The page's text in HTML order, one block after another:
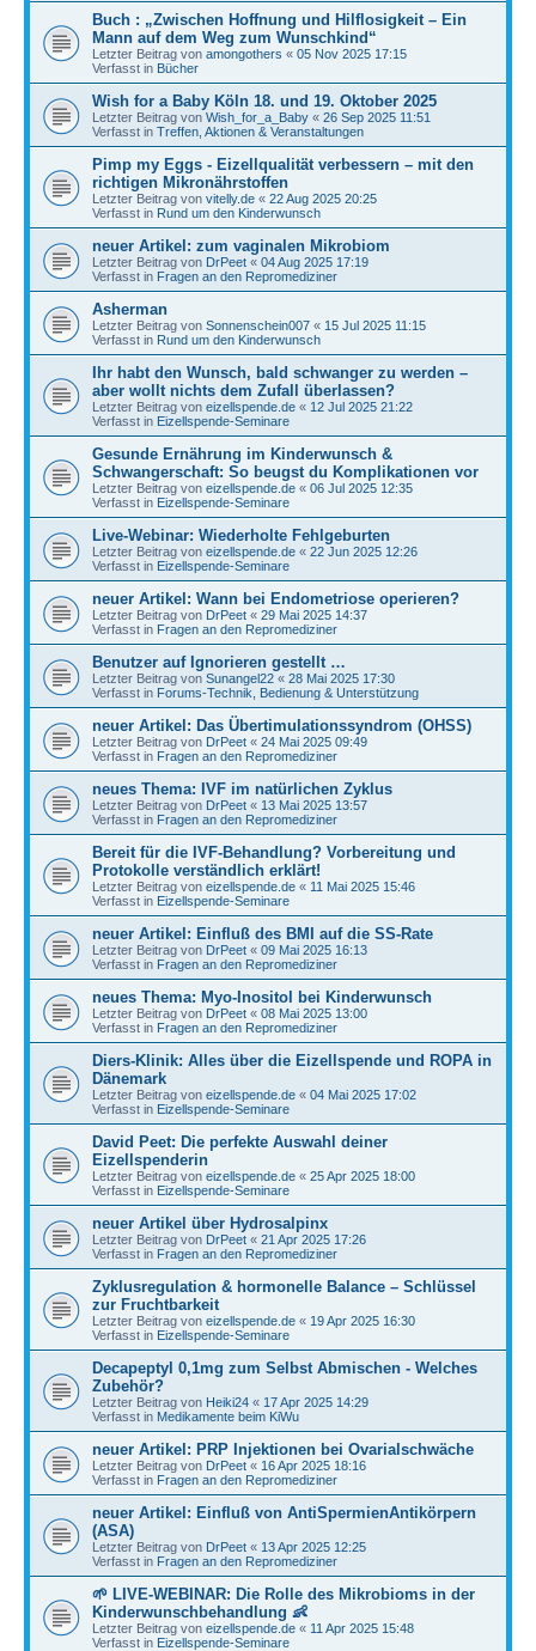
Buch : „Zwischen Hoffnung und Hilflosigkeit – Ein
Mann auf dem Weg zum Wunschkind“
Letzter Beitrag von amongothers « 05 Nov 2025 17:15
Verfasst in Bücher
Wish for a Baby Köln 18. und 19. Oktober 2025
Letzter Beitrag von Wish_for_a_Baby « 26 Sep 2025 11:51
Verfasst in Treffen, Aktionen & Veranstaltungen
Pimp my Eggs - Eizellqualität verbessern – mit den
richtigen Mikronährstoffen
Letzter Beitrag von vitelly.de « 22 Aug 2025 20:25
Verfasst in Rund um den Kinderwunsch
neuer Artikel: zum vaginalen Mikrobiom
Letzter Beitrag von DrPeet « 04 Aug 2025 17:19
Verfasst in Fragen an den Repromediziner
Asherman
Letzter Beitrag von Sonnenschein007 « 15 Jul 2025 11:15
Verfasst in Rund um den Kinderwunsch
Ihr habt den Wunsch, bald schwanger zu werden –
aber wollt nichts dem Zufall überlassen?
Letzter Beitrag von eizellspende.de « 12 Jul 2025 21:22
Verfasst in Eizellspende-Seminare
Gesunde Ernährung im Kinderwunsch &
Schwangerschaft: So beugst du Komplikationen vor
Letzter Beitrag von eizellspende.de « 06 Jul 2025 12:35
Verfasst in Eizellspende-Seminare
Live-Webinar: Wiederholte Fehlgeburten
Letzter Beitrag von eizellspende.de « 22 Jun 2025 12:26
Verfasst in Eizellspende-Seminare
neuer Artikel: Wann bei Endometriose operieren?
Letzter Beitrag von DrPeet « 29 Mai 2025 14:37
Verfasst in Fragen an den Repromediziner
Benutzer auf Ignorieren gestellt …
Letzter Beitrag von Sunangel22 « 28 Mai 2025 17:30
Verfasst in Forums-Technik, Bedienung & Unterstützung
neuer Artikel: Das Übertimulationssyndrom (OHSS)
Letzter Beitrag von DrPeet « 24 Mai 2025 09:49
Verfasst in Fragen an den Repromediziner
neues Thema: IVF im natürlichen Zyklus
Letzter Beitrag von DrPeet « 13 Mai 2025 13:57
Verfasst in Fragen an den Repromediziner
Bereit für die IVF-Behandlung? Vorbereitung und
Protokolle verständlich erklärt!
Letzter Beitrag von eizellspende.de « 11 Mai 2025 15:46
Verfasst in Eizellspende-Seminare
neuer Artikel: Einfluß des BMI auf die SS-Rate
Letzter Beitrag von DrPeet « 09 Mai 2025 16:13
Verfasst in Fragen an den Repromediziner
neues Thema: Myo-Inositol bei Kinderwunsch
Letzter Beitrag von DrPeet « 08 Mai 2025 13:00
Verfasst in Fragen an den Repromediziner
Diers-Klinik: Alles über die Eizellspende und ROPA in
Dänemark
Letzter Beitrag von eizellspende.de « 04 Mai 2025 17:02
Verfasst in Eizellspende-Seminare
David Peet: Die perfekte Auswahl deiner
Eizellspenderin
Letzter Beitrag von eizellspende.de « 25 Apr 2025 18:00
Verfasst in Eizellspende-Seminare
neuer Artikel über Hydrosalpinx
Letzter Beitrag von DrPeet « 21 Apr 2025 17:26
Verfasst in Fragen an den Repromediziner
Zyklusregulation & hormonelle Balance – Schlüssel
zur Fruchtbarkeit
Letzter Beitrag von eizellspende.de « 19 Apr 2025 16:30
Verfasst in Eizellspende-Seminare
Decapeptyl 0,1mg zum Selbst Abmischen - Welches
Zubehör?
Letzter Beitrag von Heiki24 « 17 Apr 2025 14:29
Verfasst in Medikamente beim KiWu
neuer Artikel: PRP Injektionen bei Ovarialschwäche
Letzter Beitrag von DrPeet « 16 Apr 2025 18:16
Verfasst in Fragen an den Repromediziner
neuer Artikel: Einfluß von AntiSpermienAntikörpern
(ASA)
Letzter Beitrag von DrPeet « 13 Apr 2025 12:25
Verfasst in Fragen an den Repromediziner
🌱 LIVE-WEBINAR: Die Rolle des Mikrobioms in der
Kinderwunschbehandlung 👶
Letzter Beitrag von eizellspende.de « 11 Apr 2025 15:48
Verfasst in Eizellspende-Seminare